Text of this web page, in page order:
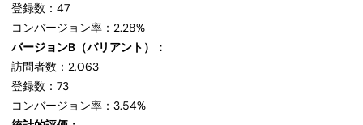
登録数：47
コンバージョン率：2.28%
バージョンB（バリアント）：
訪問者数：2,063
登録数：73
コンバージョン率：3.54%